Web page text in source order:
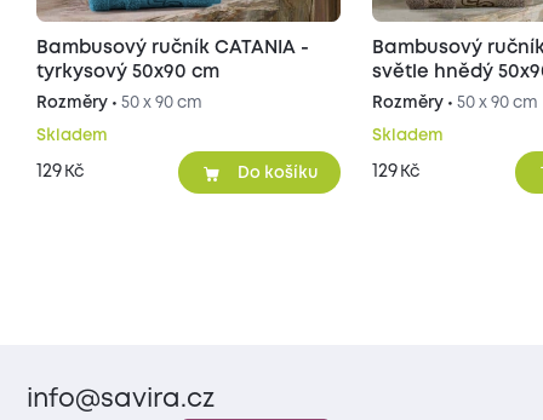
Bambusový ručník CATANIA -
tyrkysový 50x90 cm
Rozměry • 50 x 90 cm
Skladem
129 Kč Do košíku
Bambusový
světle hnědý
Rozměry •50 x 90 cm
Skladem
129 Kč
info@savira.cz